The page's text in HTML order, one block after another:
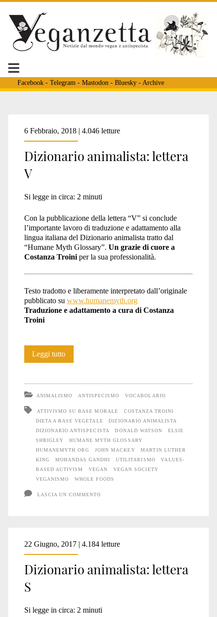
Facebook- Telegram - Mastodon - Bluesky- Archive
Tag:
6 Febbraio, 2018 | 4.046 letture
Dizionario animalista: lettera
V
Si legge in circa: 2 minuti
Con la pubblicazione della lettera “V” si conclude
l’importante lavoro di traduzione e adattamento alla
lingua italiana del Dizionario animalista tratto dal
“Humane Myth Glossary”. Un grazie di cuore a
Costanza Troiniper la sua professionalità.
Testo tradotto e liberamente interpretato dall’originale
pubblicato su www.humanemyth.org
Traduzione e adattamento a cura di Costanza
Troini
Leggi tuttoDizionario
ANIMALISMO ANTISPECISMO VOCABOLARIO
ATTIVISMO SU BASE MORALE
COSTANZA TROINI
DIETA A BASE VEGETALE
DIZIONARIO ANIMALISTA
DIZIONARIO ANTISPECISTA
DONALD WATSON
ELSIE
SHRIGLEY
HUMANE MYTH GLOSSARY
HUMANEMYTH.ORG
JOHN MACKEY
MARTIN LUTHER
KING
MOHANDAS GANDHI UTILITARISMO
VALUES-
BASED ACTIVISM
VEGAN
VEGAN SOCIETY
VEGANISMO
WHOLE FOODS
LASCIA UN COMMENTO
22 Giugno, 2017 | 4.184 letture
Dizionario animalista: lettera
S
Si legge in circa: 2 minuti